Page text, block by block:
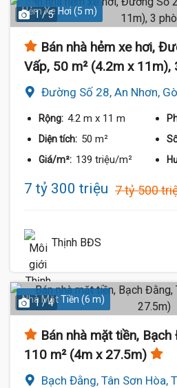
Hẻm Xe Hơi (5 m)
1 / 5
Bán nhà hẻm xe hơi,
Vấp, 50 m² (4.2m x 11m),
Đường Số 28, An Nhơn,
Rộng: 4.2 m x 11 m
Diện tích: 50 m²
Giá/m²: 139 triệu/m²
7 tỷ 300 triệu 7 tỷ 500
Thịnh BĐS
Nhà Mặt Tiền (6 m)
1 / 4
Bán nhà mặt tiền, Bạch
110 m² (4m x 27.5m)
Bạch Đằng, Tân Sơn Hòa,